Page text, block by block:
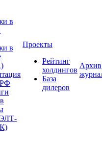
в
в
Проекты
Рейтинг
холдингов
База
дилеров
Архив